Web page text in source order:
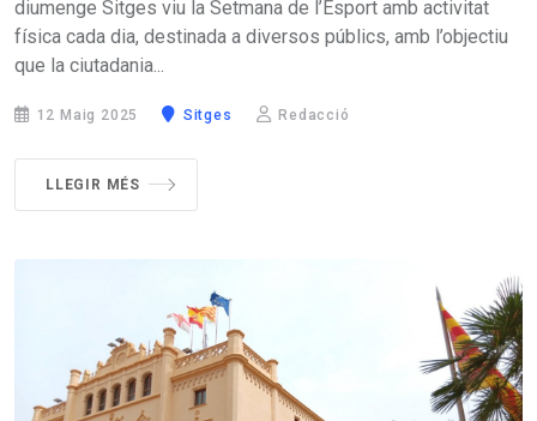
diumenge Sitges viu la Setmana de l’Esport amb activitat
física cada dia, destinada a diversos públics, amb l’objectiu
que la ciutadania...
12 Maig 2025 Sitges Redacció
LLEGIR MÉS